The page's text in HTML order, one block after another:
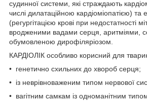
судинної системи, які страждають
числі дилатаційною кардіоміопатією) та
(регургітацією крові при недостатності
вродженими вадами серця, аритміями,
обумовленою дирофіляріозом.
КАРДІОЛІК особливо корисний для
• генетично схильних до хвороб серця;
• із неврівноваженим типом нервової
• вагітним самкам із одноманітним